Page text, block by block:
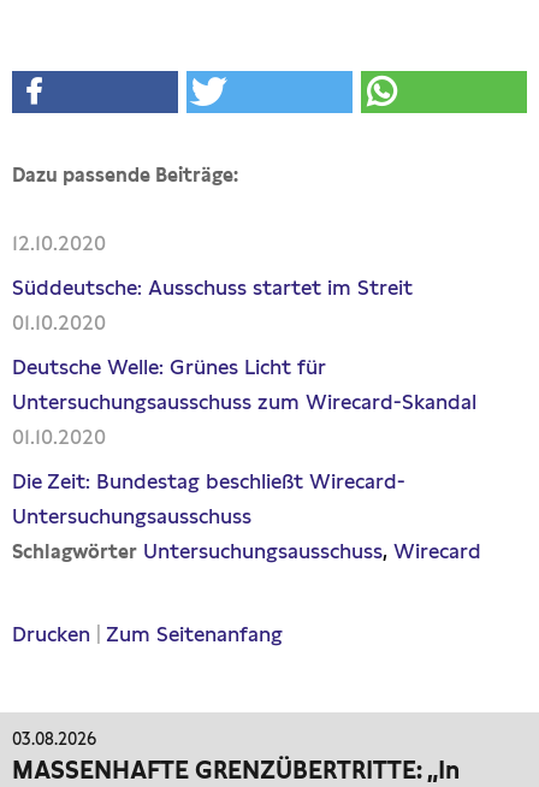
Dazu passende Beiträge:
12.10.2020
Süddeutsche: Ausschuss startet im Streit
01.10.2020
Deutsche Welle: Grünes Licht für
Untersuchungsausschuss zum Wirecard-Skandal
01.10.2020
Die Zeit: Bundestag beschließt Wirecard-
Untersuchungsausschuss
Schlagwörter Untersuchungsausschuss Wirecard
Drucken Zum Seitenanfang
03.08.2026
MASSENHAFTE GRENZÜBERTRITTE: „In